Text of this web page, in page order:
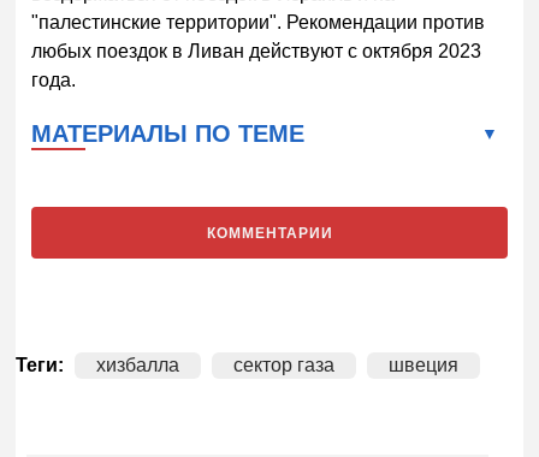
"палестинские территории". Рекомендации против
любых поездок в Ливан действуют с октября 2023
года.
МАТЕРИАЛЫ ПО ТЕМЕ
КОММЕНТАРИИ
Теги: хизбалла сектор газа швеция